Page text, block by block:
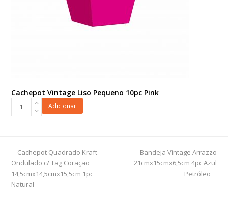
Cachepot Vintage Liso Pequeno 10pc Pink
Cachepot
Pink
quantidade
Adicionar
previous
post:
Cachepot Quadrado Kraft
Ondulado c/ Tag Coração
14,5cmx14,5cmx15,5cm 1pc
Natural
next
post:
Bandeja Vintage Arrazzo
21cmx15cmx6,5cm 4pc Azul
Petróleo